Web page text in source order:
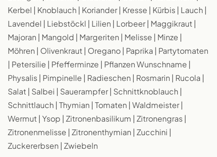
Kerbel | Knoblauch | Koriander | Kresse | Kürbis | Lauch |
Lavendel | Liebstöckl | Lilien | Lorbeer | Maggikraut |
Majoran | Mangold | Margeriten | Melisse | Minze |
Möhren | Olivenkraut | Oregano | Paprika | Partytomaten
| Petersilie | Pfefferminze | Pflanzen Wunschname |
Physalis | Pimpinelle | Radieschen | Rosmarin | Rucola |
Salat | Salbei | Sauerampfer | Schnittknoblauch |
Schnittlauch | Thymian | Tomaten | Waldmeister |
Wermut | Ysop | Zitronenbasilikum | Zitronengras |
Zitronenmelisse | Zitronenthymian | Zucchini |
Zuckererbsen | Zwiebeln